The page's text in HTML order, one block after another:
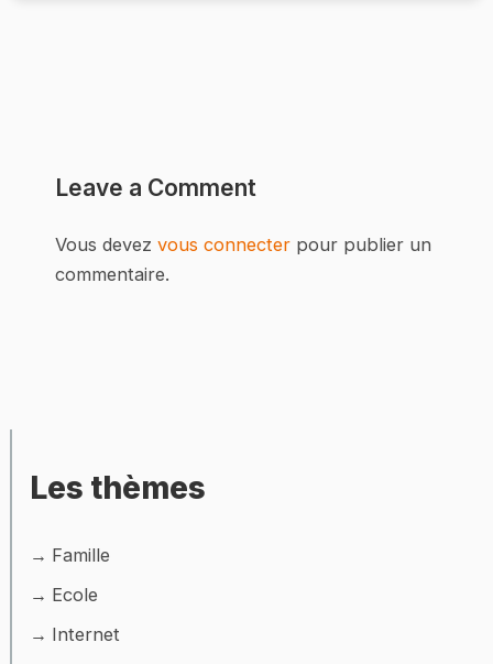
Leave a Comment
Vous devez vous connecterpour publier un
commentaire.
Les thèmes
Famille
Ecole
Internet